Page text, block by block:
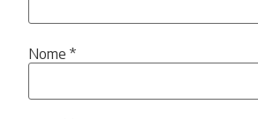
Nome *